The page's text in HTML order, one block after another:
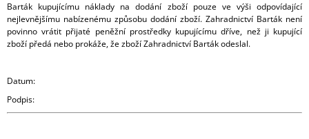
Barták kupujícímu náklady na dodání zboží pouze ve výši odpovídající
nejlevnějšímu nabízenému způsobu dodání zboží. Zahradnictví Barták není
povinno vrátit přijaté peněžní prostředky kupujícímu dříve, než ji kupující
zboží předá nebo prokáže, že zboží Zahradnictví Barták odeslal.
Datum:
Podpis: